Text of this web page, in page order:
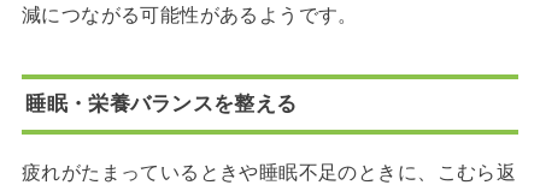
減につながる可能性があるようです。
睡眠・栄養バランスを整える
疲れがたまっているときや睡眠不足のときに、こむら返